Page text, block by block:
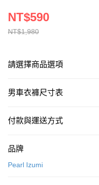
NT$1,980
NT$590
請選擇商品選項
男車衣褲尺寸表
付款與運送方式
信用卡一次付款
品牌
Pearl Izumi